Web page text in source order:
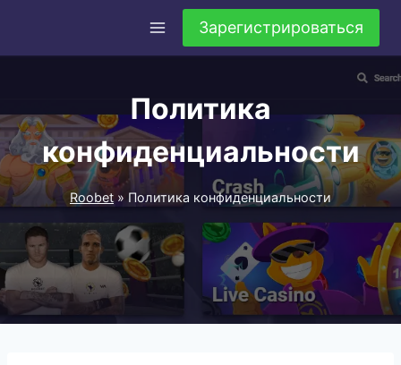
содержимому
Зарегистрироваться
Политика
конфиденциальности
Roobet » Политика конфиденциальности